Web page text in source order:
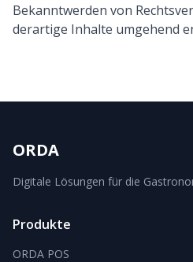
Bekanntwerden von
derartige Inhalte umgehend
ORDA
Digitale Lösungen für die
Produkte
ORDA POS